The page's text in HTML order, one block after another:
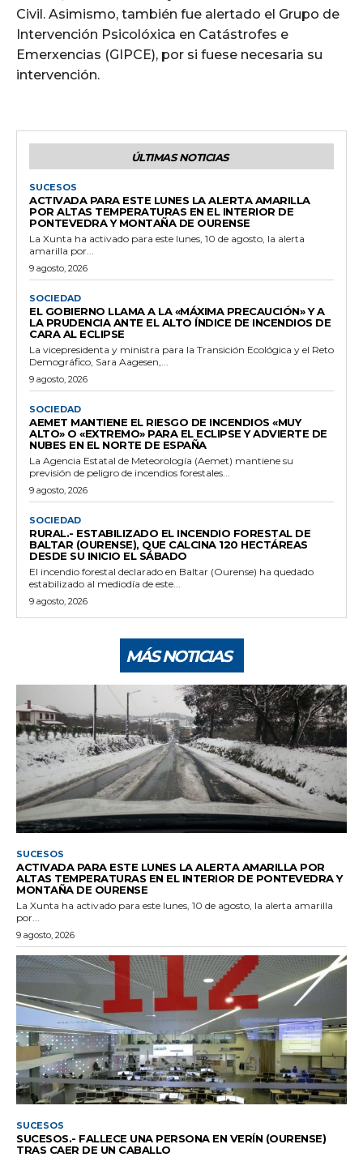
Civil. Asimismo, también fue alertado el Grupo de
Intervención Psicolóxica en Catástrofes e
Emerxencias (GIPCE), por si fuese necesaria su
intervención.
ÚLTIMAS NOTICIAS
SUCESOS
ACTIVADA PARA ESTE LUNES LA ALERTA AMARILLA
POR ALTAS TEMPERATURAS EN EL INTERIOR DE
PONTEVEDRA Y MONTAÑA DE OURENSE
La Xunta ha activado para este lunes, 10 de agosto, la alerta
amarilla por...
9 agosto, 2026
SOCIEDAD
EL GOBIERNO LLAMA A LA «MÁXIMA PRECAUCIÓN» Y A
LA PRUDENCIA ANTE EL ALTO ÍNDICE DE INCENDIOS DE
CARA AL ECLIPSE
La vicepresidenta y ministra para la Transición Ecológica y el Reto
Demográfico, Sara Aagesen,...
9 agosto, 2026
SOCIEDAD
AEMET MANTIENE EL RIESGO DE INCENDIOS «MUY
ALTO» O «EXTREMO» PARA EL ECLIPSE Y ADVIERTE DE
NUBES EN EL NORTE DE ESPAÑA
La Agencia Estatal de Meteorología (Aemet) mantiene su
previsión de peligro de incendios forestales...
9 agosto, 2026
SOCIEDAD
RURAL.- ESTABILIZADO EL INCENDIO FORESTAL DE
BALTAR (OURENSE), QUE CALCINA 120 HECTÁREAS
DESDE SU INICIO EL SÁBADO
El incendio forestal declarado en Baltar (Ourense) ha quedado
estabilizado al mediodía de este...
9 agosto, 2026
MÁS NOTICIAS
SUCESOS
ACTIVADA PARA ESTE LUNES LA ALERTA AMARILLA POR
ALTAS TEMPERATURAS EN EL INTERIOR DE PONTEVEDRA Y
MONTAÑA DE OURENSE
La Xunta ha activado para este lunes, 10 de agosto, la alerta amarilla
por...
9 agosto, 2026
SUCESOS
SUCESOS.- FALLECE UNA PERSONA EN VERÍN (OURENSE)
TRAS CAER DE UN CABALLO